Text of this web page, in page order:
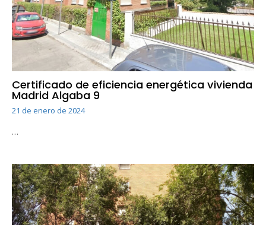
Certificado de eficiencia energética vivienda
Madrid Algaba 9
21 de enero de 2024
…